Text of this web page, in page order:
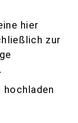
hier
zur